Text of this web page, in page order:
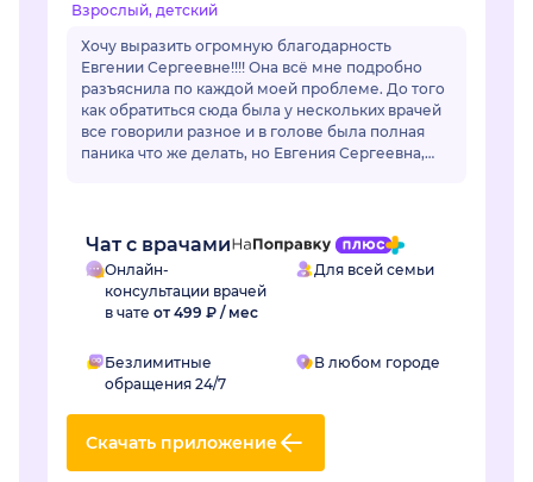
Взрослый, детский
Хочу выразить огромную благодарность
Евгении Сергеевне!!!! Она всё мне подробно
разъяснила по каждой моей проблеме. До того
как обратиться сюда была у нескольких врачей
все говорили разное и в голове была полная
паника что же делать, но Евгения Сергеевна,
Чат с врачами
Онлайн-
консультации врачей
в чате от 499 ₽ / мес
Для всей семьи
Безлимитные
обращения 24/7
В любом городе
Скачать приложение